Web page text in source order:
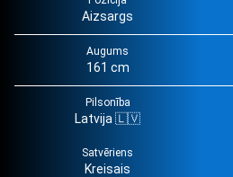
Aizsargs
Augums
161 cm
Pilsonība
Latvija 🇱🇻
Satvēriens
Kreisais